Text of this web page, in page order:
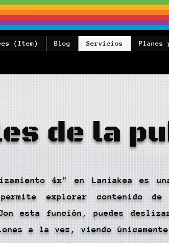
Planes
Servicios
Blog
(Item)
de la
4x" en Laniakea es
explorar contenido de
esta función, puedes
a la vez, viendo